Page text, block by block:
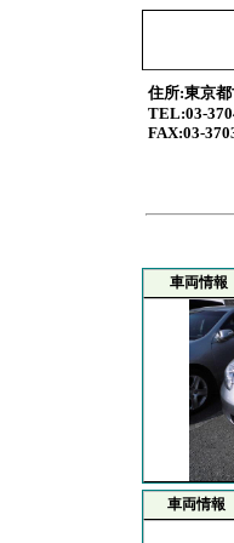
住所:東京
TEL:03-
FAX:03-
車両情報
車両情報